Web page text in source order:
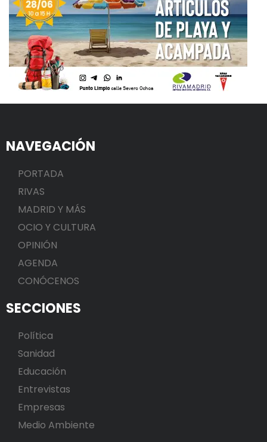
NAVEGACIÓN
PORTADA
RIVAS
MADRID Y MÁS
OCIO Y CULTURA
OPINIÓN
AGENDA
CONÓCENOS
SECCIONES
Política
Sanidad
Educación
Entrevistas
Empresas
Medio Ambiente